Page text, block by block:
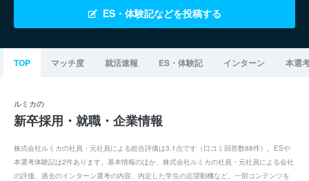
ES・体験記などを投稿する
TOP マッチ度 就活速報 ES・体験記 インターン 本選
ルミカの
新卒採用・就職・企業情報
株式会社ルミカの社員・元社員による総合評価は3.1点です（口コミ回答数88件）。ESや
本選考体験記は2件あります。基本情報のほか、株式会社ルミカの社員・元社員による会社
の評価、過去のインターン選考の内容、内定した学生の志望動機など、一部コンテンツを